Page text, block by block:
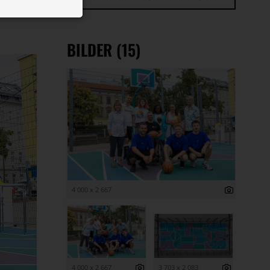
BILDER (15)
4 000 x 2 667
4 000 x 2 667 3 703 x 2 083
der